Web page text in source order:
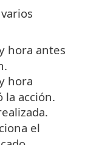
hora antes
hora
la acción.
el